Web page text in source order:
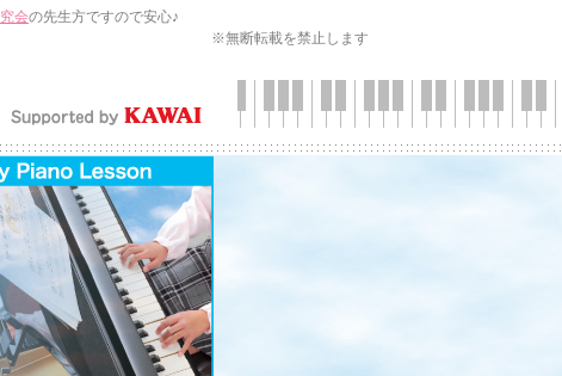
会の先生方ですので安心♪
※無断転載を禁止します